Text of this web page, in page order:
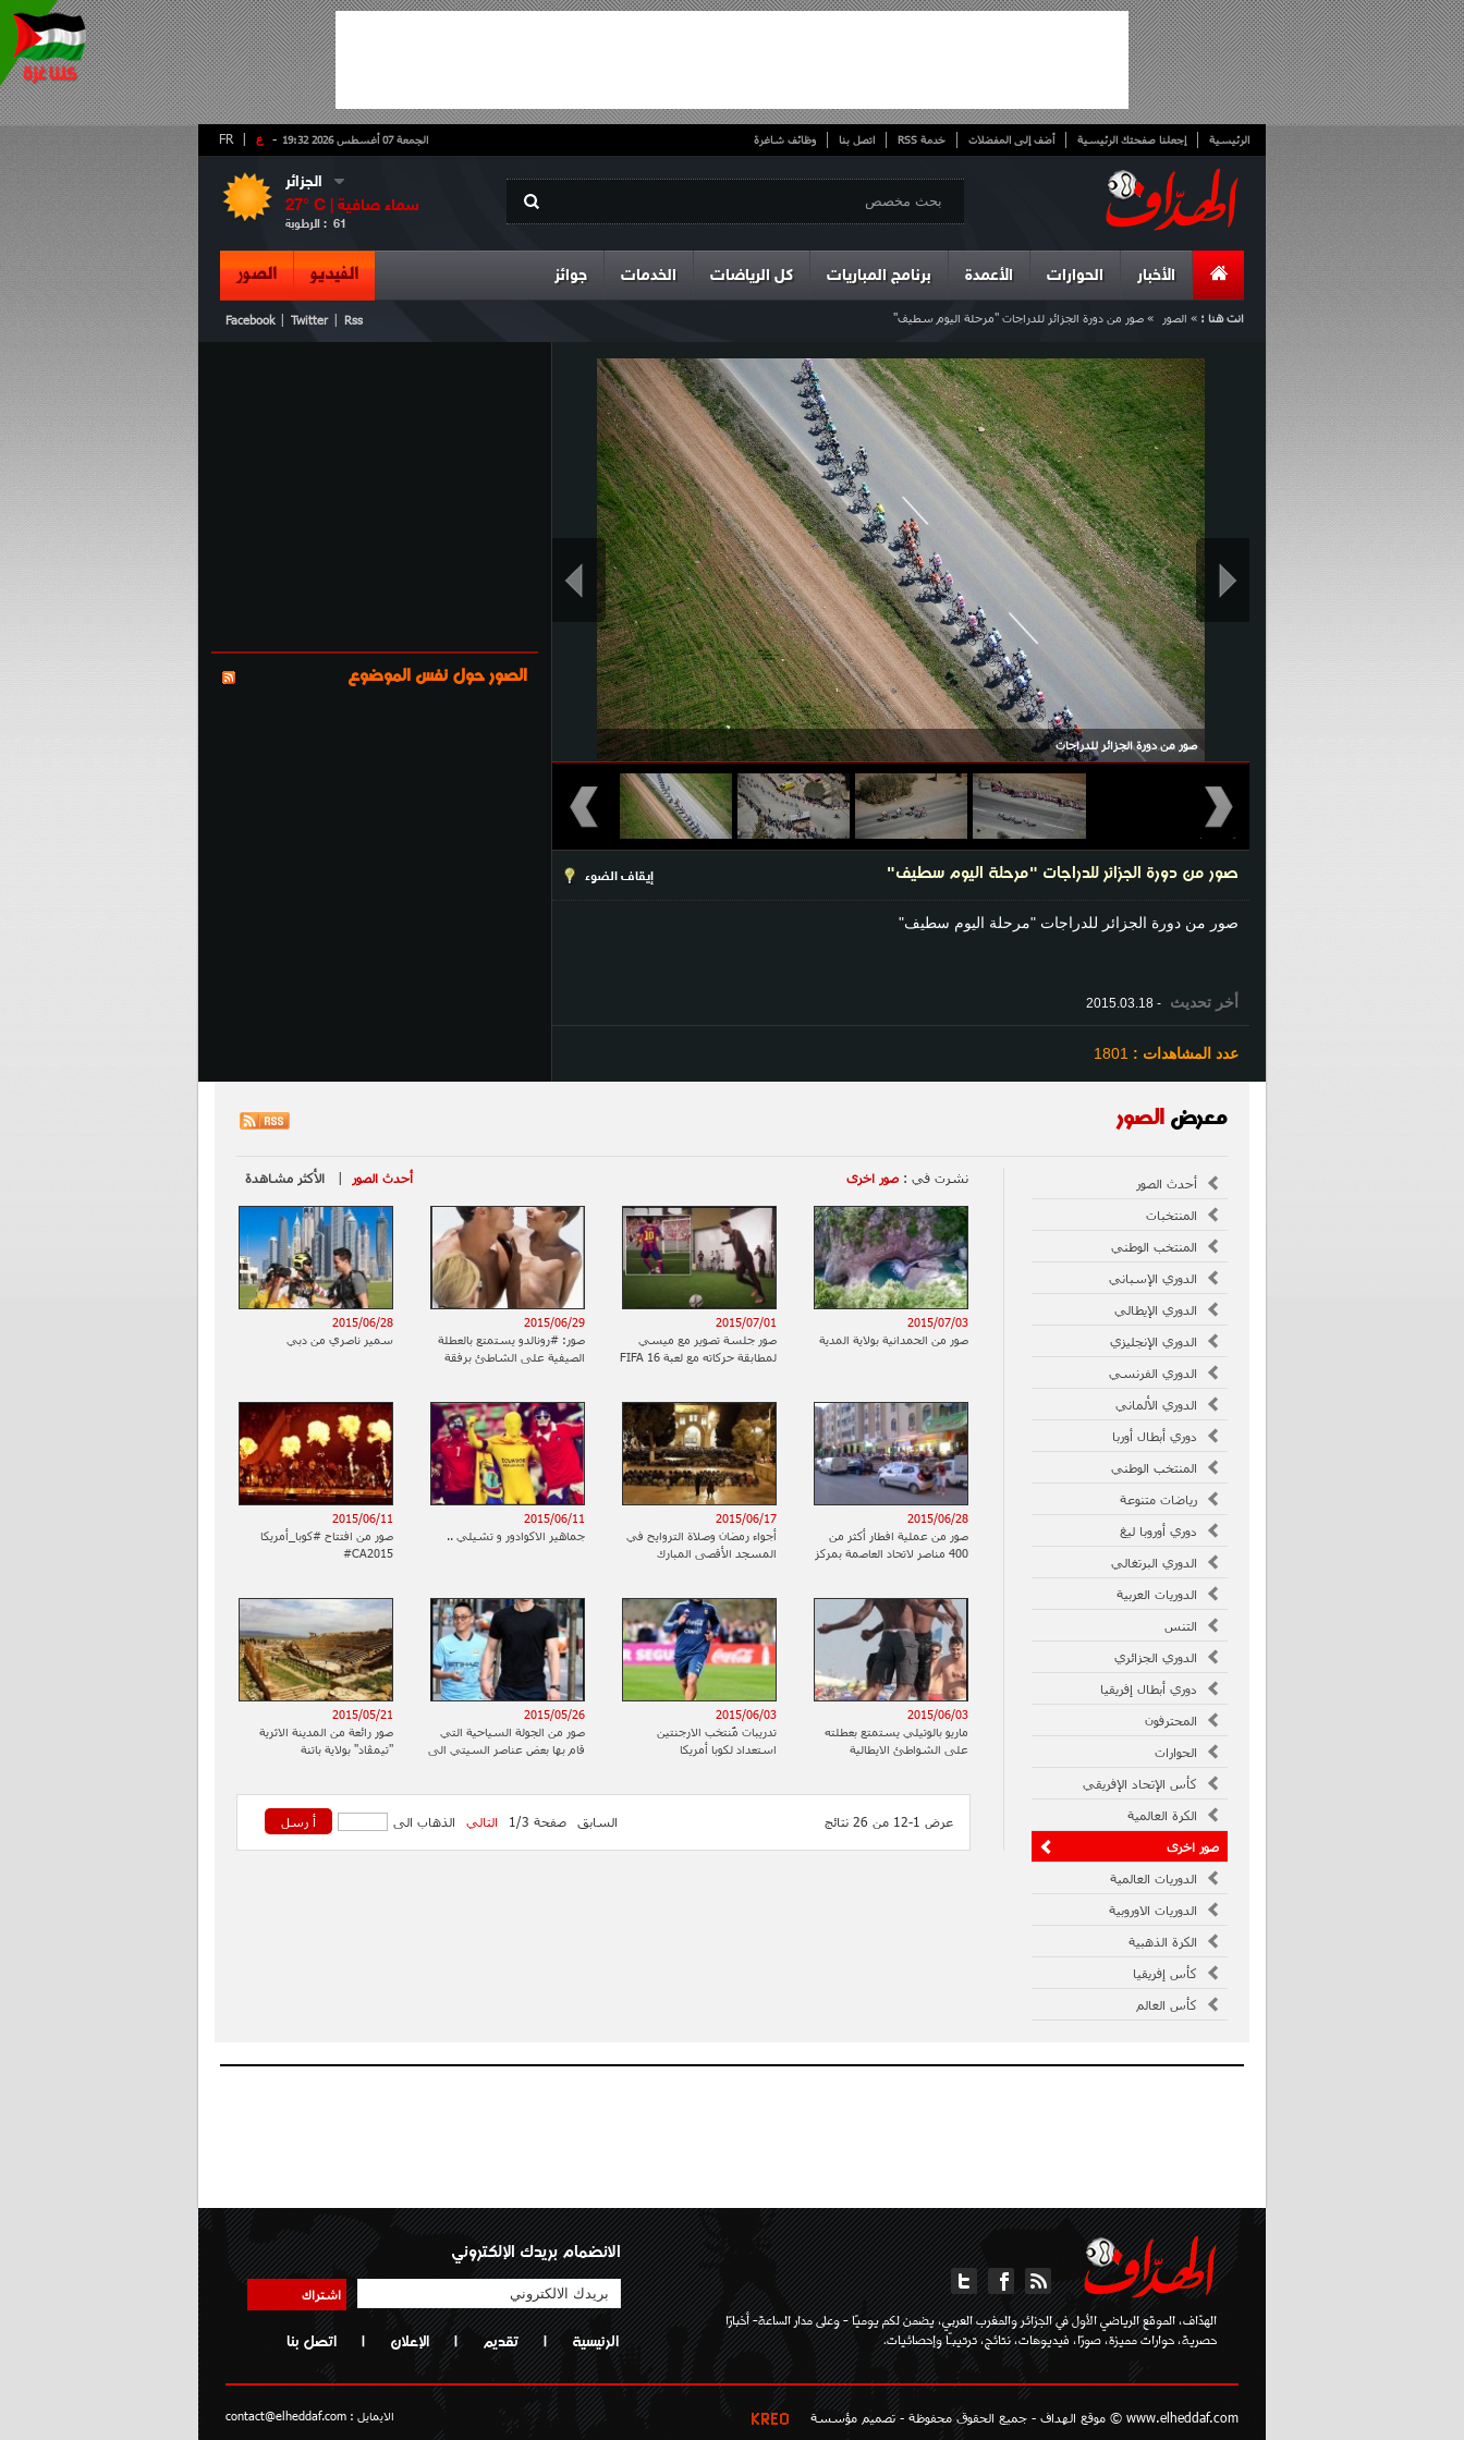
- ع FR الرئيسية إجعلنا صفحتك الرئيسية أضف إلى المفضلات خدمة RSS اتصل بنا وظائف شاغرة الجمعة 07 أغسطس 2026 19:32
الجزائر
27° C | سماء صافية
الرطوبة : 61
الأخبار الحوارات الأعمدة برنامج المباريات كل الرياضات الخدمات جوائز الفيديو الصور
انت هنا : » الصور » صور من دورة الجزائر للدراجات "مرحلة اليوم سطيف" Facebook Twitter Rss
صور من دورة الجزائر للدراجات
صور من دورة الجزائر للدراجات "مرحلة اليوم سطيف" إيقاف الضوء
صور من دورة الجزائر للدراجات "مرحلة اليوم سطيف"
أخر تحديث - 2015.03.18
عدد المشاهدات :
الصور حول نفس الموضوع
معرض الصور
أحدث الصور
المنتخبات
المنتخب الوطني
الدوري الإسباني
الدوري الإيطالي
الدوري الإنجليزي
الدوري الفرنسي
الدوري الألماني
دوري أبطال أوربا
المنتخب الوطني
رياضات متنوعة
دوري أوروبا ليغ
الدوري البرتغالي
الدوريات العربية
التنس
الدوري الجزائري
دوري أبطال إفريقيا
المحترفون
الحوارات
كأس الإتحاد الإفريقي
الكرة العالمية
صور اخرى
الدوريات العالمية
الدوريات الاوروبية
الكرة الذهبية
كأس إفريقيا
كأس العالم
نشرت في : صور اخرى أحدث الصور | الأكثر مشاهدة
2015/07/03
صور من الحمدانية بولاية المدية
2015/07/01
صور جلسة تصوير مع ميسي
لمطابقة حركاته مع لعبة FIFA 16
2015/06/29
صور: ‫#‏رونالدو‬ يستمتع بالعطلة
الصيفية على الشاطئ برفقة
2015/06/28
سمير ناصري من دبي
2015/06/28
صور من عملية افطار أكثر من
400 مناصر لاتحاد العاصمة بمركز
2015/06/17
أجواء رمضان وصلاة التروايح في
المسجد الأقصى المبارك
2015/06/11
جماهير الاكوادور و تشيلي ..
2015/06/11
‪#‎CA2015‬
2015/06/03
ماريو بالوتيلي يستمتع بعطلته
على الشواطئ الايطالية
2015/06/03
تدريبات مٌنتخب الارجنتين
استعداد لكوبا أمريكا
2015/05/26
صور من الجولة السياحية التي
قام بها بعض عناصر السيتي الى
2015/05/21
صور رائعة من المدينة الاثرية
"تيمڤاد" بولاية باتنة
عرض 1-12 من 26 نتائج السابق صفحة 1/3 التالي الذهاب الى أ رسل
الهدّاف، الموقع الرياضي الأول في الجزائر والمغرب العربي، يضمن لكم يوميًا - وعلى مدار الساعة- أخبارًا
حصرية، حوارات مميزة، صورًا، فيديوهات، نتائج، ترتيبـًا وإحصائيات.
الانضمام بريدك الإلكتروني
اشتراك
الرئيسية | تقديم | الإعلان | اتصل بنا
www.elheddaf.com © موقع الهداف - جميع الحقوق محفوظة - تصميم مؤسسة الايمايل : contact@elheddaf.com